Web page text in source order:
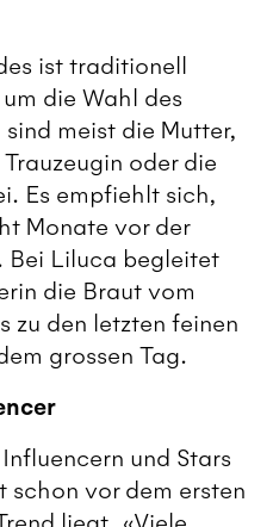
ist traditionell
die Wahl des
meist die Mutter,
oder die
Es empfiehlt sich,
Monate vor der
Bei Liluca begleitet
die Braut vom
zu den letzten feinen
grossen Tag.
und Stars
schon vor dem ersten